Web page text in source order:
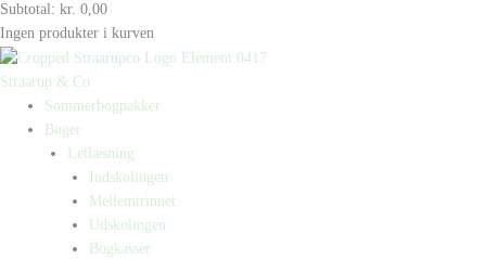
Subtotal: kr. 0,00
Ingen produkter i kurven
Straarup & Co
Sommerbogpakker
Bøger
Letlæsning
Indskolingen
Mellemtrinnet
Udskolingen
Bogkasser